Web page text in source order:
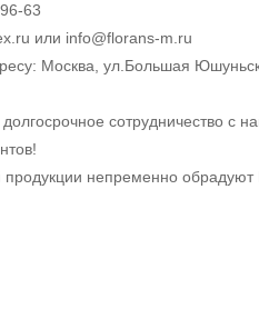
63
или info@florans-m.ru
Москва, ул.Большая
сотрудничество
продукции непременно обрадуют